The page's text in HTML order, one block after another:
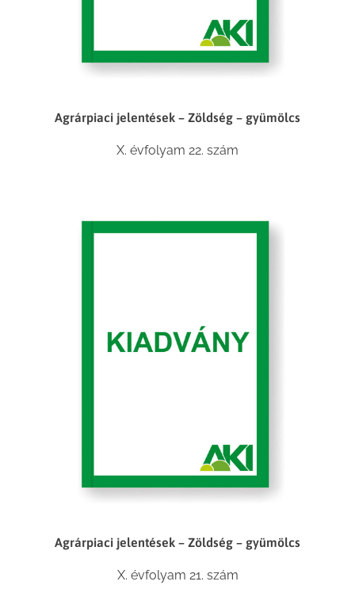
Agrárpiaci jelentések – Zöldség – gyümölcs
X. évfolyam 22. szám
Agrárpiaci jelentések – Zöldség – gyümölcs
X. évfolyam 21. szám